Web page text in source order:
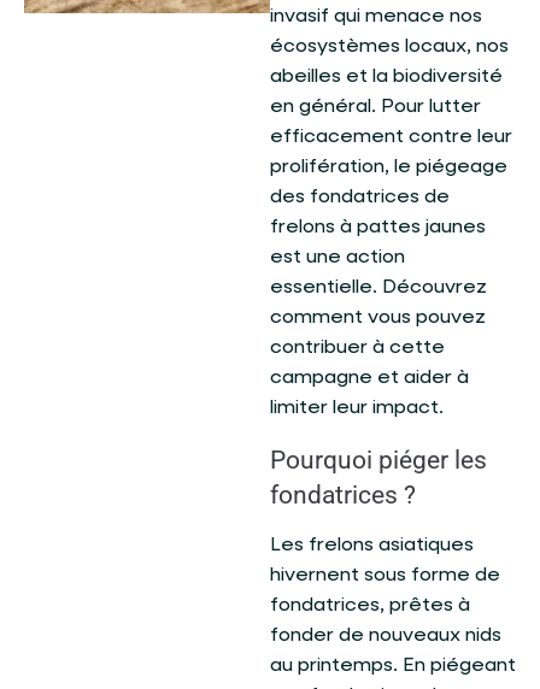
invasif qui menace nos
écosystèmes locaux, nos
abeilles et la biodiversité
en général. Pour lutter
efficacement contre leur
prolifération, le piégeage
des fondatrices de
frelons à pattes jaunes
est une action
essentielle. Découvrez
comment vous pouvez
contribuer à cette
campagne et aider à
limiter leur impact.
Pourquoi piéger les
fondatrices ?
Les frelons asiatiques
hivernent sous forme de
fondatrices, prêtes à
fonder de nouveaux nids
au printemps. En piégeant